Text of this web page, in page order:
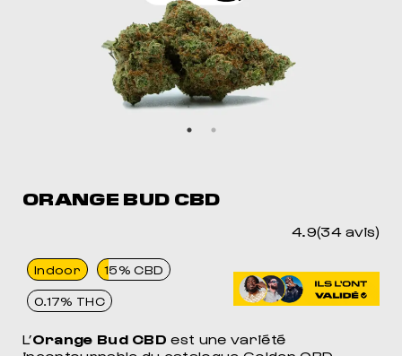
ORANGE BUD CBD
4.9(34 avis)
Indoor 15% CBD
0.17% THC
L’Orange Bud CBD est une variété